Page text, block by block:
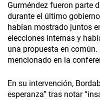
Gurméndez fueron parte
durante el último
habían mostrado juntos
elecciones internas y
una propuesta en
mencionado en la
En su intervención,
esperanza” tras notar